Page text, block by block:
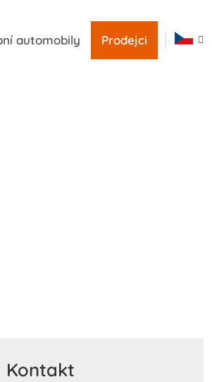
automobily Prodejci
Kontakt